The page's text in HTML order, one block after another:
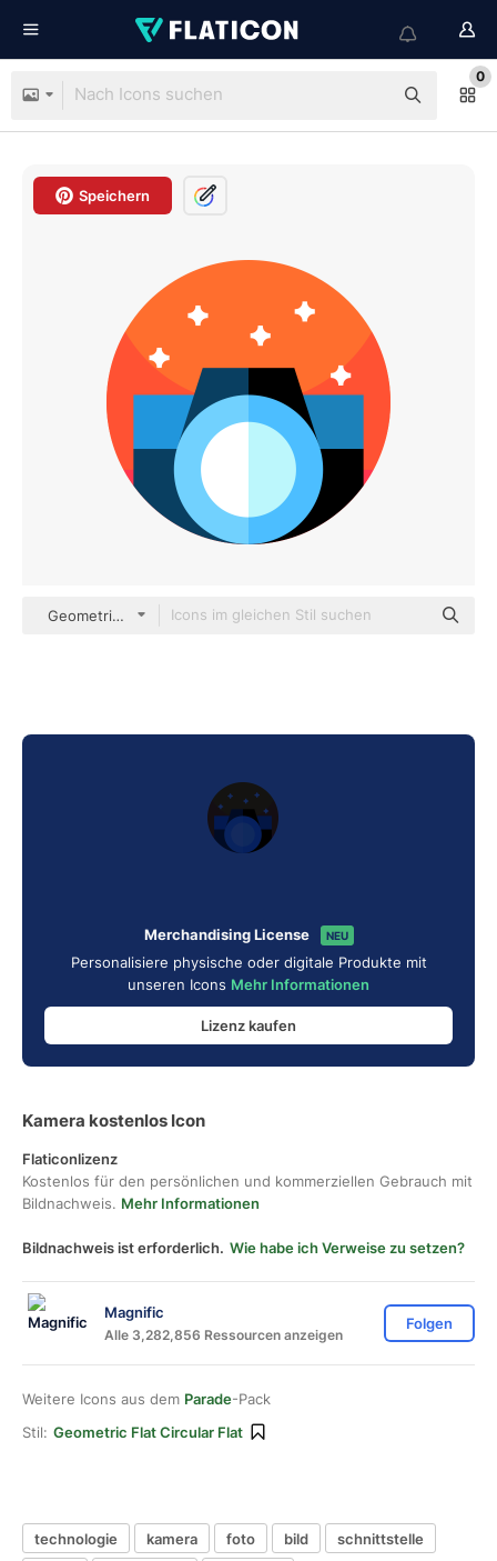
0
Speichern
Geometric Flat Circular Flat
Merchandising License NEU
Personalisiere physische oder digitale Produkte mit
unseren Icons Mehr Informationen
Lizenz kaufen
Kamera kostenlos Icon
Flaticonlizenz
Kostenlos für den persönlichen und kommerziellen Gebrauch mit
Bildnachweis. Mehr Informationen
Bildnachweis ist erforderlich. Wie habe ich Verweise zu setzen?
Magnific
Alle 3,282,856 Ressourcen anzeigen
Folgen
Weitere Icons aus dem Parade-Pack
Stil: Geometric Flat Circular Flat
technologie kamera foto bild
schnittstelle